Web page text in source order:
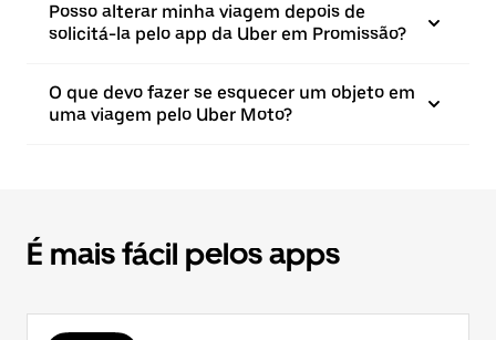
Posso alterar minha viagem depois de
solicitá-la pelo app da Uber em Promissão?
O que devo fazer se esquecer um objeto em
uma viagem pelo Uber Moto?
É mais fácil pelos apps